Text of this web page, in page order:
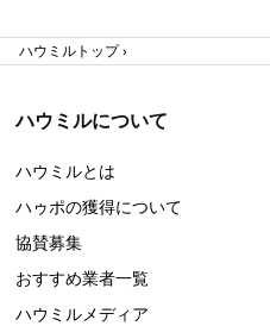
ハウミルトップ
ハウミルについて
ハウミルとは
ハゥポの獲得について
協賛募集
おすすめ業者一覧
ハウミルメディア